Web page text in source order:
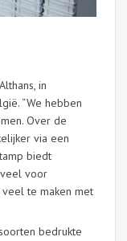
in
“We hebben
Over de
via een
biedt
voor
te maken met
bedrukte